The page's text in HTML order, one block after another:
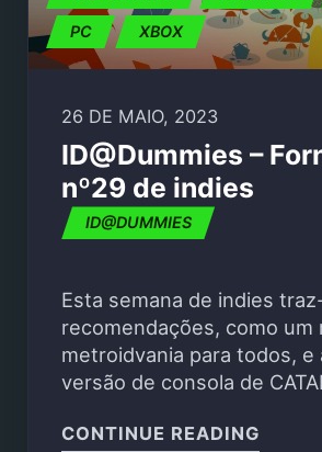
PC XBOX
26 DE MAIO, 2023
ID@Dummies –
nº29 de indies
ID@DUMMIES
Esta semana de indies
recomendações, como um
metroidvania para todos, e
versão de consola de
CONTINUE READING